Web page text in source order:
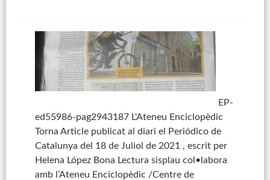
EP-
ed55986-pag2943187 L'Ateneu Enciclopèdic
Torna Article publicat al diari el Periódico de
Catalunya del 18 de Juliol de 2021 , escrit per
Helena López Bona Lectura sisplau col•labora
amb l’Ateneu Enciclopèdic /Centre de